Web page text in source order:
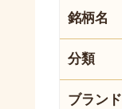
銘柄名
分類
ブランド